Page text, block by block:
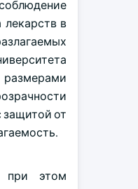
в
от
при этом